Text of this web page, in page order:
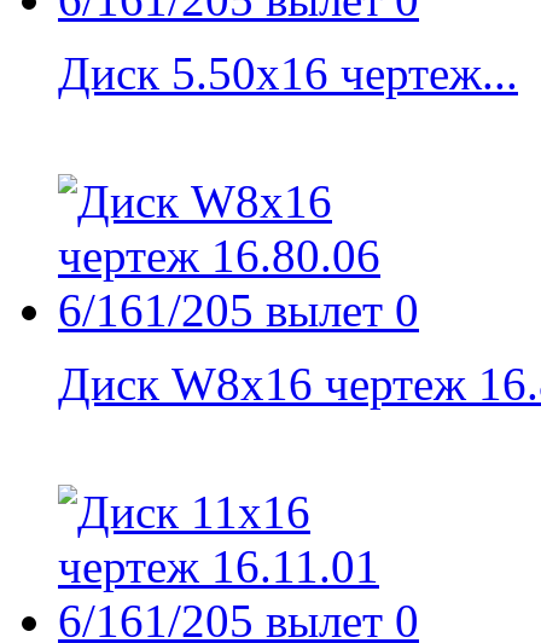
Диск 5.50x16 чертеж...
Диск W8x16 чертеж